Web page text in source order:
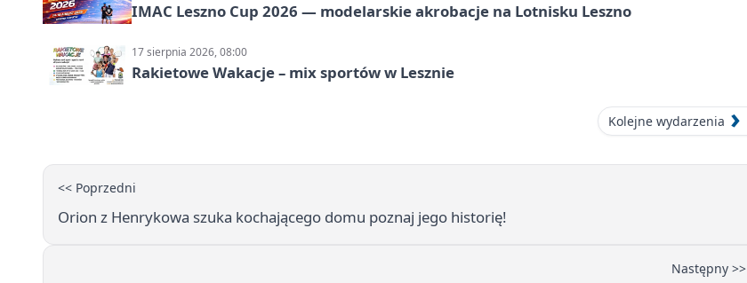
IMAC Leszno Cup 2026 — modelarskie akrobacje na Lotnisku Leszno
17 sierpnia 2026, 08:00
Rakietowe Wakacje – mix sportów w Lesznie
Kolejne wydarzenia
<< Poprzedni
Orion z Henrykowa szuka kochającego domu poznaj jego historię!
Następny >>